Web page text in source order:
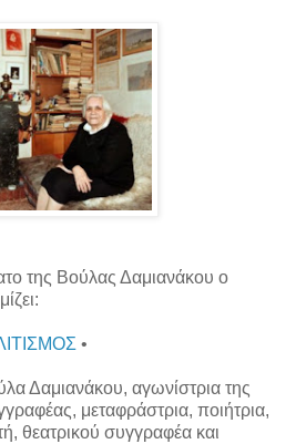
της Βούλας Δαμιανάκου ο
•
Δαμιανάκου, αγωνίστρια της
μεταφράστρια, ποιήτρια,
θεατρικού συγγραφέα και